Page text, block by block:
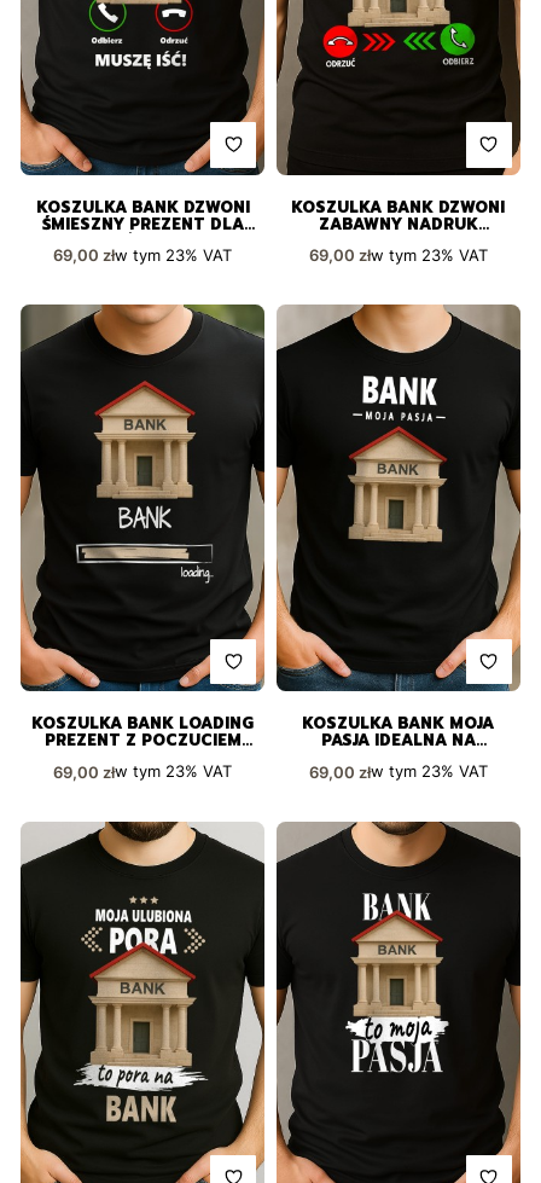
KOSZULKA BANK DZWONI
ŚMIESZNY PREZENT DLA
KAŻDEGO
Cena brutto
69,00 złw tym 23%VAT
KOSZULKA BANK DZWONI
ZABAWNY NADRUK
Cena brutto
69,00 złw tym 23% VAT
KOSZULKA BANK LOADING
PREZENT Z POCZUCIEM
Cena brutto
69,00 złw tym 23%VAT
KOSZULKA BANK MOJA
PASJA IDEALNA NA
Cena brutto
69,00 złw tym 23% VAT